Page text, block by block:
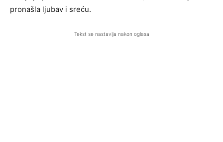
pronašla ljubav i sreću.
Tekst se nastavlja nakon oglasa